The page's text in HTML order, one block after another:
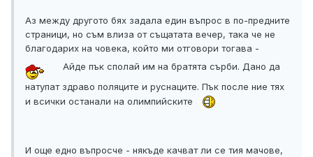
Аз между другото бях задала един въпрос в по-предните
страници, но съм влиза от същатата вечер, така че не
благодарих на човека, който ми отговори тогава -
Айде пък сполай им на братята сърби. Дано да
натупат здраво поляците и руснаците. Пък после ние тях
и всички останали на олимпийските
И още едно въпросче - някъде качват ли се тия мачове,